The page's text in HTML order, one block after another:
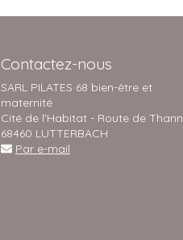
Contactez-nous
SARL PILATES 68 bien-être et
maternité
Cité de l'Habitat - Route de Thann
68460 LUTTERBACH
Par e-mail